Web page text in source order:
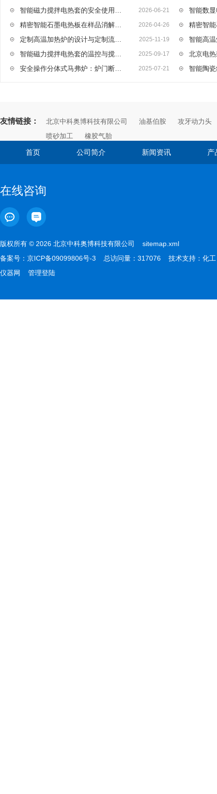
2026-06-21
2026-04-26
2025-11-19
2025-09-17
2025-07-21
友情链接： 北京中科奥博科技有限公司 油基伯胺
攻牙动力头
喷砂加工
橡胶气胎
首页 公司简介 新闻资讯 产
在线咨询
版权所有 © 2026 北京中科奥博科技有限公司 sitemap.xml
备案号： 京ICP备09099806号-3 总访问量：317076 技术支持： 化工
仪器网
管理登陆